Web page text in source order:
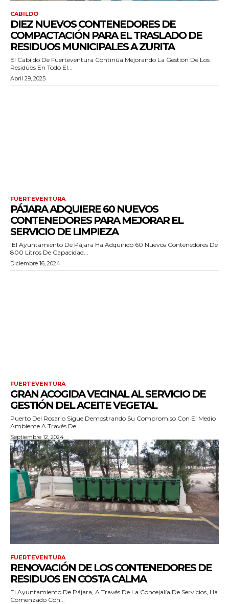
CABILDO
DIEZ NUEVOS CONTENEDORES DE
COMPACTACIÓN PARA EL TRASLADO DE
RESIDUOS MUNICIPALES A ZURITA
El Cabildo De Fuerteventura Continúa Mejorando La Gestión De Los
Residuos En Todo El...
Abril 29, 2025
FUERTEVENTURA
PÁJARA ADQUIERE 60 NUEVOS
CONTENEDORES PARA MEJORAR EL
SERVICIO DE LIMPIEZA
El Ayuntamiento De Pájara Ha Adquirido 60 Nuevos Contenedores De
800 Litros De Capacidad...
Diciembre 16, 2024
FUERTEVENTURA
GRAN ACOGIDA VECINAL AL SERVICIO DE
GESTIÓN DEL ACEITE VEGETAL
Puerto Del Rosario Sigue Demostrando Su Compromiso Con El Medio
Ambiente A Través De...
Septiembre 12, 2024
FUERTEVENTURA
RENOVACIÓN DE LOS CONTENEDORES DE
RESIDUOS EN COSTA CALMA
El Ayuntamiento De Pájara, A Través De La Concejalía De Servicios, Ha
Comenzado Con...